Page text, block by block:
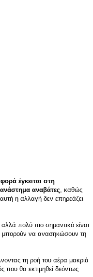
έγκειται στη
αναβάτες , καθώς
η αλλαγή δεν επηρεάζει
πολύ πιο σημαντικό είναι
μπορούν να ανασηκώσουν τη
τη ροή του αέρα μακριά
που θα εκτιμηθεί δεόντως